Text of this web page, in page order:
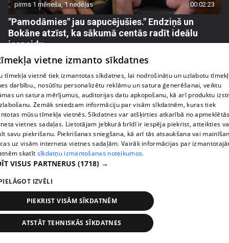
pirms 1 mēneša, 1 nedēļas 00:02:23
"Pamodāmies" jau sapucējušies." Endziņš un
Bokāne atzīst, ka sākumā centās radīt ideālu
iespaidu
1. epizode
Niks Endziņš sola – viņa un Sindijas kāzas būs vēl
iespaidīgākas par skaļo bildinājumu
1. epizode
vietne izmanto sīkdatnes
tīmekļa vietnē tiek izmantotas sīkdatnes, lai nodrošinātu un uzlabotu
darbību., nosūtītu personalizētu reklāmu un satura ģenerēšanai, veiktu
un satura mērījumus, auditorijas datu apkopošanu, kā arī produktu
Zemāk sniedzam informāciju par visām sīkdatnēm, kuras tiek
mūsu tīmekļa vietnēs. Sīkdatnes var atšķirties atkarībā no
vietnes sadaļas. Lietotājam jebkurā brīdī ir iespēja piekrist, atteikties
savu piekrišanu. Piekrišanas sniegšana, kā arī tās atsaukšana vai
uz visām interneta vietnes sadaļām. Vairāk informācijas par
skatīt sīkdatņu izmantošanas noteikumos.
VISUS PARTNERUS (1718) →
IZVĒLI
PIEKRIST VISĀM SĪKDATNĒM
ATSTĀT TEHNISKĀS SĪKDATNES